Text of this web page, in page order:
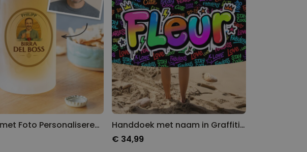
Bierpul met Foto Personaliseren - Comic Stijl
Handdoek met naam in Graffiti Design
€ 34,99